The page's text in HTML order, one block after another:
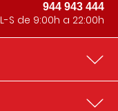
944 943 444
L-S de 9:00h a 22:00h